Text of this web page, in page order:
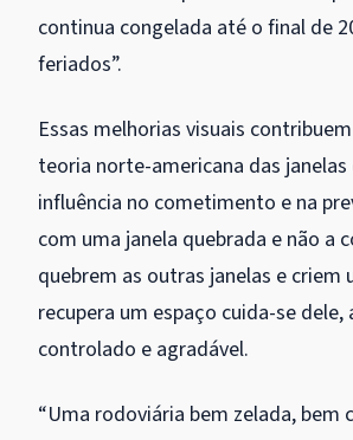
continua congelada até o final de
feriados”.
Essas melhorias visuais
teoria norte-americana das
influência no cometimento e na
com uma janela quebrada e não a
quebrem as outras janelas e
recupera um espaço cuida-se
controlado e agradável.
“Uma rodoviária bem zelada, bem